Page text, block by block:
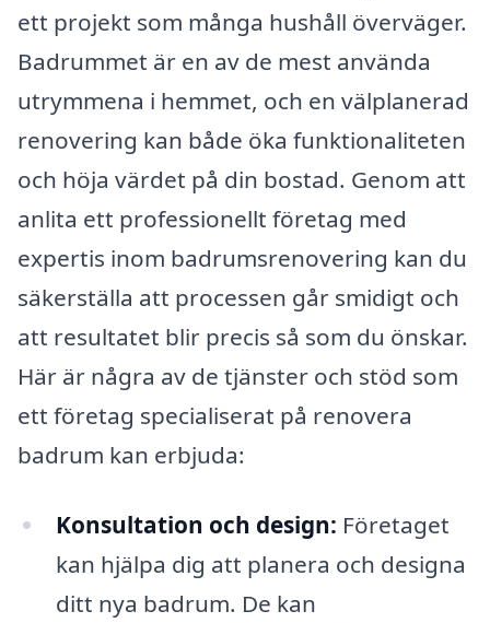
ett projekt som många hushåll överväger.
Badrummet är en av de mest använda
utrymmena i hemmet, och en välplanerad
renovering kan både öka funktionaliteten
och höja värdet på din bostad. Genom att
anlita ett professionellt företag med
expertis inom badrumsrenovering kan du
säkerställa att processen går smidigt och
att resultatet blir precis så som du önskar.
Här är några av de tjänster och stöd som
ett företag specialiserat på renovera
badrum kan erbjuda:
Konsultation och design: Företaget
kan hjälpa dig att planera och designa
ditt nya badrum. De kan